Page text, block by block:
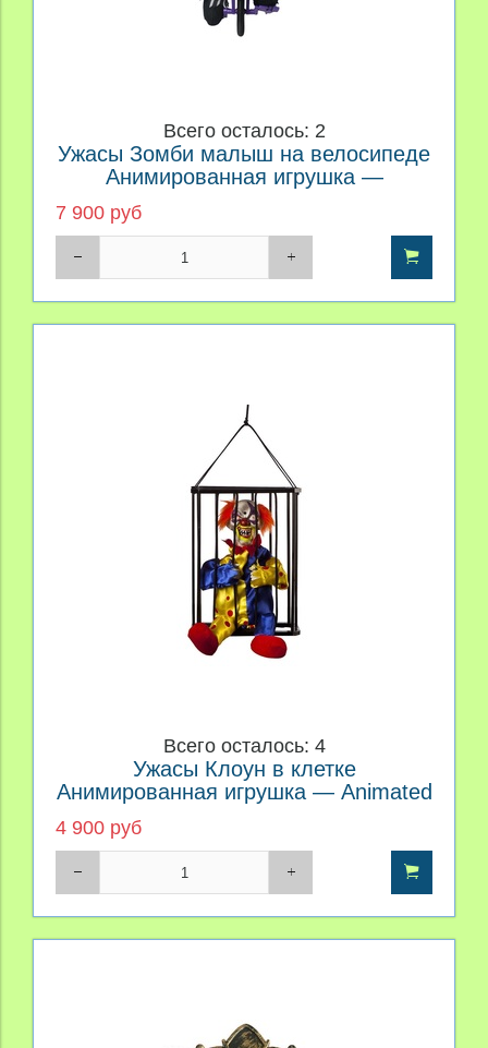
Всего осталось: 2
Ужасы Зомби малыш на велосипеде
Анимированная игрушка —
Halloween Animated Zombie Baby On
7 900 руб
Всего осталось: 4
Ужасы Клоун в клетке
Анимированная игрушка — Animated
Caged Clown Halloween Decor
4 900 руб